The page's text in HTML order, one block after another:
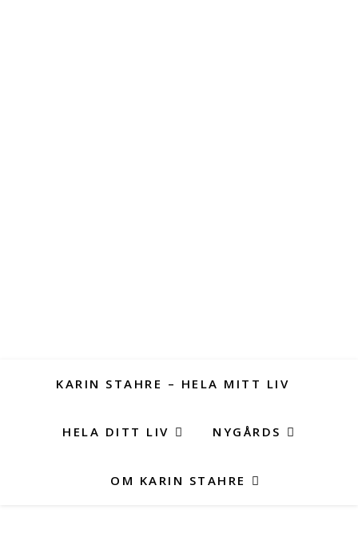
KARIN STAHRE – HELA MITT LIV
HELA DITT LIV NYGÅRDS
OM KARIN STAHRE